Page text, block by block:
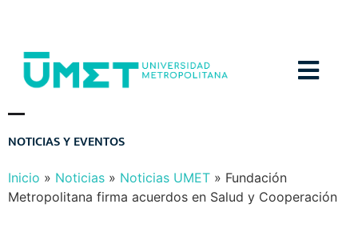
NOTICIASYEVENTOS
Inicio » Noticias » Noticias UMET » Fundación
Metropolitana firma acuerdos en Salud y Cooperación